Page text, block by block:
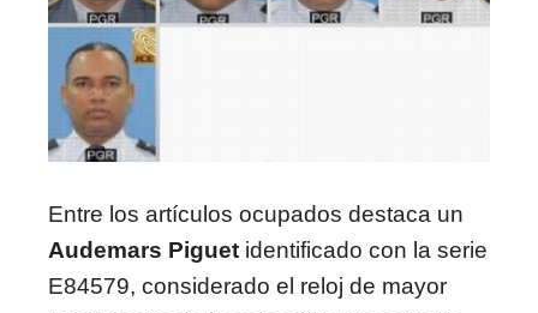
Entre los artículos ocupados destaca un
Audemars Piguet identificado con la serie
E84579, considerado el reloj de mayor